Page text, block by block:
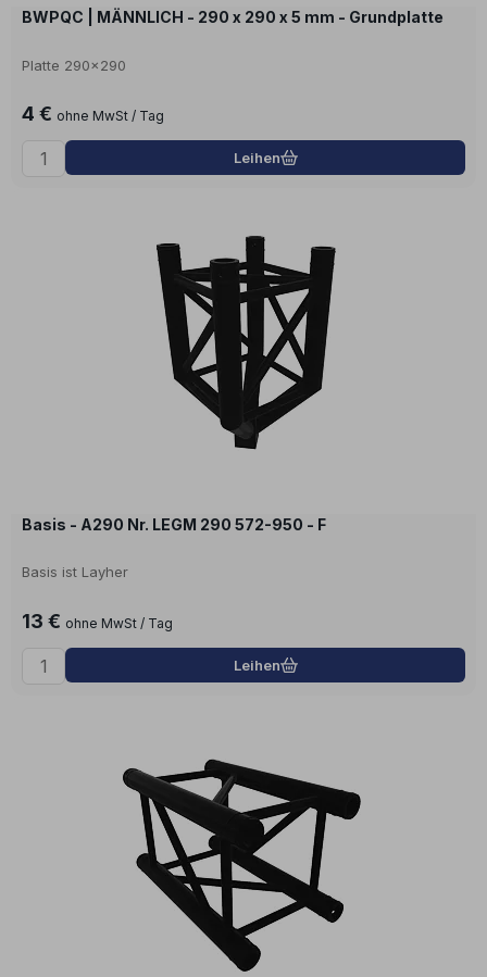
BWPQC | MÄNNLICH - 290 x 290 x 5 mm - Grundplatte
Platte 290x290
4 € ohne MwSt / Tag
Leihen
Basis - A290 Nr. LEGM 290 572-950 - F
Basis ist Layher
13 € ohne MwSt / Tag
Leihen